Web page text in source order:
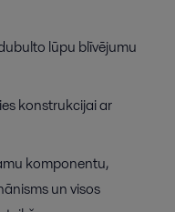
lūpu blīvējumu
konstrukcijai ar
komponentu,
un visos